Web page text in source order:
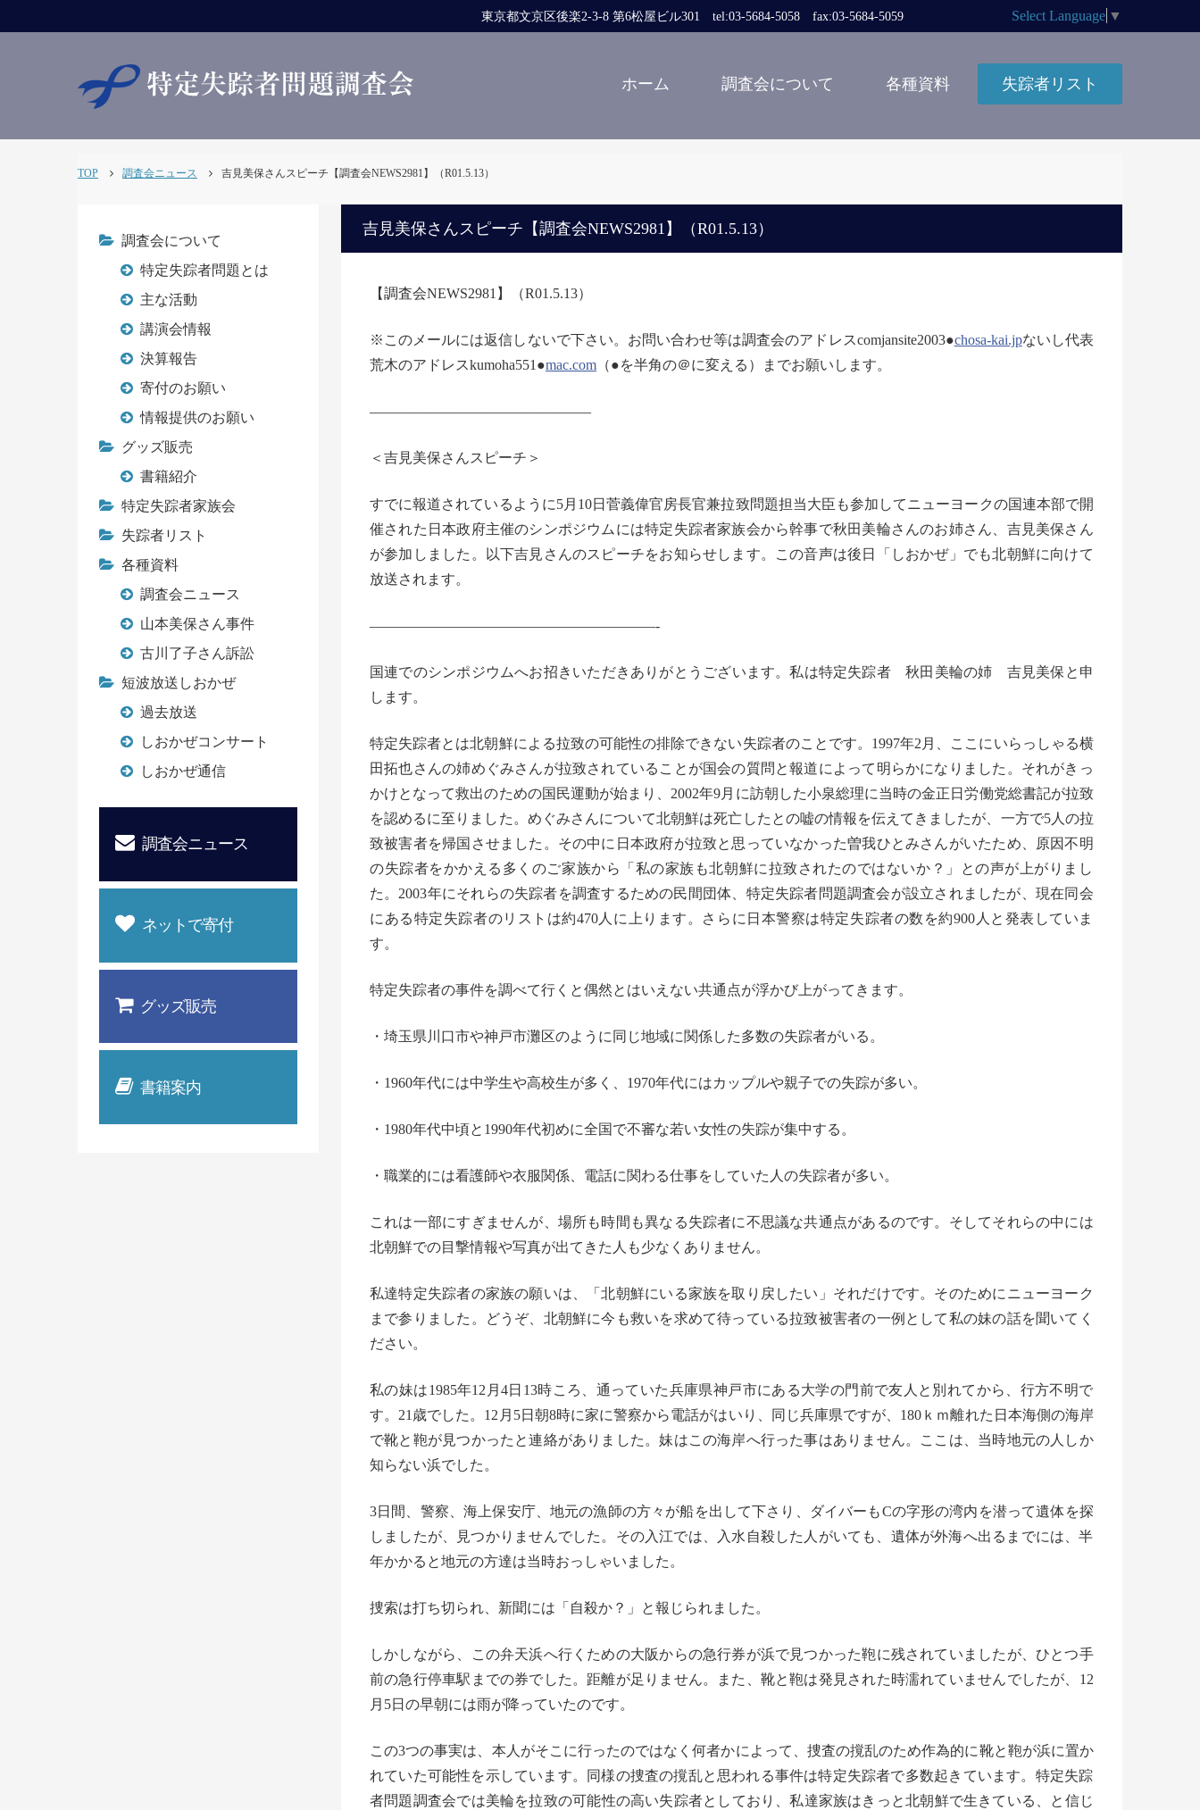
東京都文京区後楽2-3-8 第6松屋ビル301 tel:03-5684-5058 fax:03-5684-5059 Select Language ▼
ホーム 調査会について 各種資料 失踪者リスト
TOP 調査会ニュース 吉見美保さんスピーチ【調査会NEWS2981】（R01.5.13）
吉見美保さんスピーチ【調査会NEWS2981】（R01.5.13）
【調査会NEWS2981】（R01.5.13）
※このメールには返信しないで下さい。 お問い合わせ等は調査会のアドレスcomjansite2003●chosa-kai.jpないし代表
荒木のアドレスkumoha551●mac.com （●を半角の＠に変える） までお願いします。
———————————————–
＜吉見美保さんスピーチ＞
すでに報道されているように5月10日菅義偉官房長官兼拉致問題担当大臣も参加してニューヨークの国連本部で開
催された日本政府主催のシンポジウムには特定失踪者家族会から幹事で秋田美輪さんのお姉さん、吉見美保さん
が参加しました。
以下吉見さんのスピーチをお知らせします。この音声は後日「 しおかぜ」でも北朝鮮に向けて
放送されます。
――――――――――――――――――――-
国連でのシンポジウムへお招きいただきありがとうございます。私は特定失踪者 秋田美輪の姉 吉見美保と申
します。
特定失踪者とは北朝鮮による拉致の可能性の排除できない失踪者のことです。1997年2月、 ここにいらっしゃる横
田拓也さんの姉めぐみさんが拉致されている ことが国会の質問と報道によって明らかになりました。 それがきっ
かけとなって救出のための国民運動が始まり、 2002年9月に訪朝した小泉総理に当時の金正日労働党総書記が拉致
を認めるに至りました。 めぐみさんについて北朝鮮は死亡したとの嘘の情報を伝えてきましたが、一方で5人の拉
致被害者を帰国させました。 その中に日本政府が拉致と思っていなかった曽我ひとみさんがいたため、原因不明
の失踪者をかかえる多くのご家族から「 私の家族も北朝鮮に拉致されたのではないか？」
との声が上がりまし
た。 2003年にそれらの失踪者を調査するための民間団体、 特定失踪者問題調査会が設立されましたが、 現在同会
にある特定失踪者のリストは約470人に上ります。 さらに日本警察は特定失踪者の数を約900人と発表していま
す。
特定失踪者の事件を調べて行くと偶然とはいえない共通点が浮かび 上がってきます。
・ 埼玉県川口市や神戸市灘区のように同じ地域に関係した多数の失踪者がいる。
・1960年代には中学生や高校生が多く、 1970年代にはカップルや親子での失踪が多い。
・ 1980年代中頃と1990年代初めに全国で不審な若い女性の失踪が集中する。
・職業的には看護師や衣服関係、電話に関わる仕事をしていた人の失踪者が多い。
これは一部にすぎませんが、 場所も時間も異なる失踪者に不思議な共通点があるのです。 そしてそれらの中には
北朝鮮での目撃情報や写真が出てきた人も少なくありません。
私達特定失踪者の家族の願いは、「北朝鮮にいる家族を取り戻したい」それだけです。 そのためにニューヨーク
まで参りました。どうぞ、 北朝鮮に今も救いを求めて待っている拉致被害者の一例として私の妹の話を聞いてく
ださい。
私の妹は1985年12月4日13時ころ、 通っていた兵庫県神戸市にある大学の門前で友人と別れてから、 行方不明で
す。21歳でした。 12月5日朝8時に家に警察から電話がはいり、 同じ兵庫県ですが、 180ｋｍ離れた日本海側の海岸
で靴と鞄が見つかったと連絡があ りました。妹はこの海岸へ行った事はありません。ここは、 当時地元の人しか
知らない浜でした。
3日間、警察、海上保安庁、 地元の漁師の方々が船を出して下さり、
ダイバーもCの字形の湾内を潜って遺体を探
しましたが、
見つかりませんでした。その入江では、入水自殺した人がいても、 遺体が外海へ出るまでには、半
年かかると地元の方達は当時おっしゃいました。
捜索は打ち切られ、新聞には「自殺か？」と報じられました。
しかしながら、 この弁天浜へ行くための大阪からの急行券が浜で見つかった鞄に残されていましたが、ひとつ手
前の急行停車駅までの券でした。 距離が足りません。また、 靴と鞄は発見された時濡れていませんでしたが、 12
月5日の早朝には雨が降っていたのです。
この3つの事実は、 本人がそこに行ったのではなく何者かによって、 捜査の撹乱のため作為的に靴と鞄が浜に置か
れていた可能性を示しています。 同様の捜査の撹乱と思われる事件は特定失踪者で多数起きています。 特定失踪
者問題調査会では美輪を拉致の可能性の高い失踪者としており、私達家族はきっと北朝鮮で生きている、と信じ
調査会について
特定失踪者問題とは
主な活動
講演会情報
決算報告
寄付のお願い
情報提供のお願い
グッズ販売
書籍紹介
特定失踪者家族会
失踪者リスト
各種資料
調査会ニュース
山本美保さん事件
古川了子さん訴訟
短波放送しおかぜ
過去放送
しおかぜコンサート
しおかぜ通信
調査会ニュース
ネットで寄付
グッズ販売
書籍案内